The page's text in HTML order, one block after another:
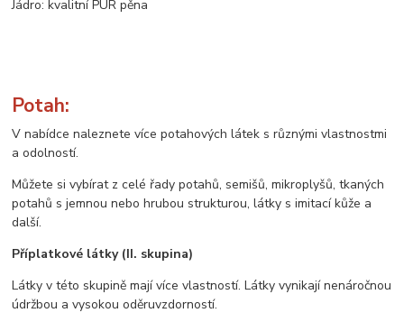
Jádro: kvalitní PUR pěna
Potah:
V nabídce naleznete více potahových látek s různými vlastnostmi
a odolností.
Můžete si vybírat z celé řady potahů, semišů, mikroplyšů, tkaných
potahů s jemnou nebo hrubou strukturou, látky s imitací kůže a
další.
Příplatkové látky (II. skupina)
Látky v této skupině mají více vlastností. Látky vynikají nenáročnou
údržbou a vysokou oděruvzdorností.